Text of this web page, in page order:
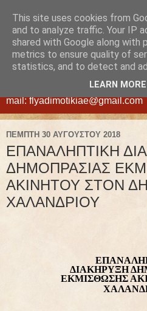
ΦΛΥΑ
ΔΗΜΟΤΙΚΗ ΑΝΩΝΥΜΗ
ΑΚΙΝΗΤΩΝ ΔΗΜΟΥ
Διογένους 42, Χαλάνδρι τ.κ.
mail: flyadimotikiae@gmail.com
ΠΈΜΠΤΗ 30 ΑΥΓΟΎΣΤΟΥ 2018
ΕΠΑΝΑΛΗΠΤΙΚΗ
ΔΗΜΟΠΡΑΣΙΑΣ
ΑΚΙΝΗΤΟΥ ΣΤΟΝ
ΧΑΛΑΝΔΡΙΟΥ
ΔΙΑΚΗΡΥΞΗ
ΕΚΜΙΣΘΩΣΗΣ
This site uses cookies from
and to analyze traffic. Your IP
shared with Google along with
metrics to ensure quality of
statistics, and to detect and
LEARN MORE